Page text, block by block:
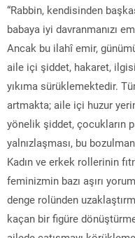
“Rabbin, kendisinden
babaya iyi davranmanızı
Ancak bu ilahî emir,
aile içi şiddet, hakaret,
yıkıma sürüklemektedir.
artmakta; aile içi huzur
yönelik şiddet, çocukların
yalnızlaşması, bu
Kadın ve erkek rollerinin
feminizmin bazı aşırı
denge rolünden
kaçan bir figüre